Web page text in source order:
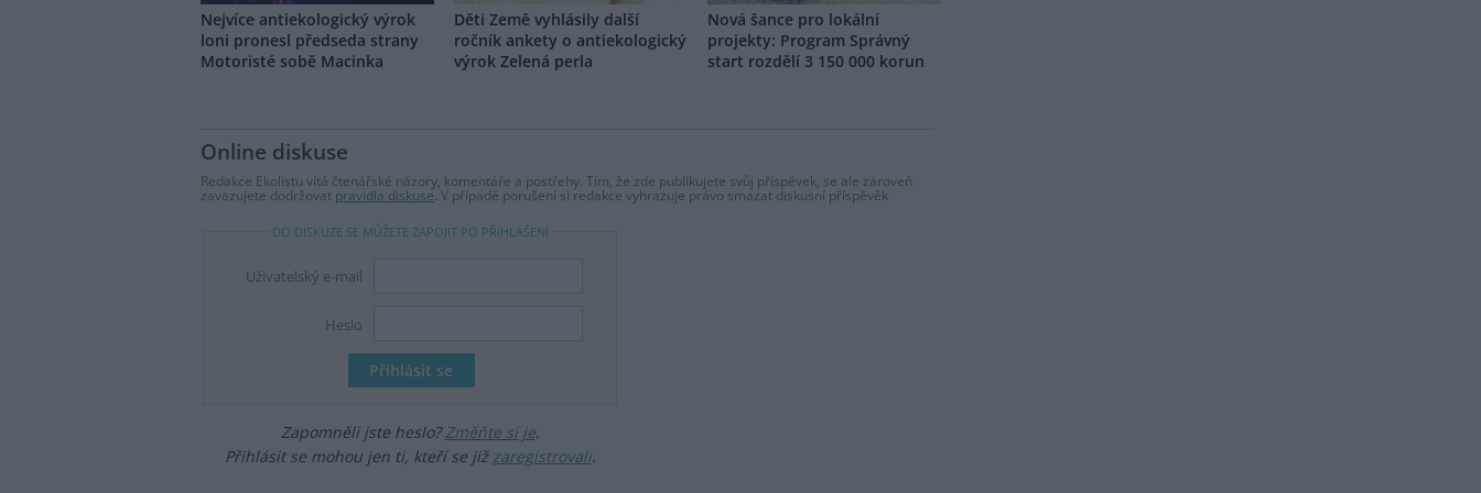
Nejvíce antiekologický výrok
loni pronesl předseda strany
Motoristé sobě Macinka
Děti Země vyhlásily další
ročník ankety o antiekologický
výrok Zelená perla
Nová šance pro lokální
projekty: Program Správný
start rozdělí 3 150 000 korun
Online diskuse
Redakce Ekolistu vítá čtenářské názory, komentáře a postřehy. Tím, že zde publikujete svůj příspěvek, se ale zároveň
zavazujete dodržovat pravidla diskuse. V případě porušení si redakce vyhrazuje právo smazat diskusní příspěvěk
DO DISKUZE SE MŮŽETE ZAPOJIT PO PŘIHLÁŠENÍ
Uživatelský e-mail
Heslo
Zapomněli jste heslo?Změňte si je.
Přihlásit se mohou jen ti, kteří se již zaregistrovali.